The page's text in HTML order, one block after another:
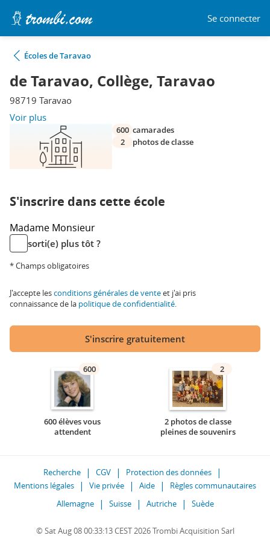
Se connecter
Écoles de Taravao
de Taravao, Collège, Taravao
98719 Taravao
Voir plus
600 camarades
2
photos de classe
S'inscrire dans cette école
Madame Monsieur
sorti(e) plus tôt ?
* Champs obligatoires
J'accepte lesconditions générales de venteet j'ai pris
connaissance de la politique de confidentialité.
S'inscrire gratuitement
600
600 élèves vous
attendent
2
2 photos de classe
pleines de souvenirs
Recherche CGV
Protection des données
Mentions légales
Vie privée Aide
Règles communautaires
Allemagne
Suisse Autriche Suède
© Sat Aug 08 00:33:13 CEST 2026 Trombi Acquisition Sarl